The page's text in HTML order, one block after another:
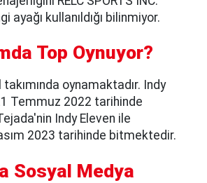
ayağı kullanıldığı bilinmiyor.
Top Oynuyor?
oynamaktadır. Indy
Temmuz 2022 tarihinde
Indy Eleven ile
2023 tarihinde bitmektedir.
Sosyal Medya